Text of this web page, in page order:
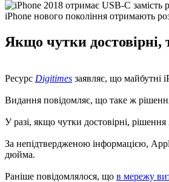
iPhone нового покоління отримають
Якщо чутки достовірні,
Ресурс Digitimes заявляє, що майбутні
Видання повідомляє, що таке ж
У разі, якщо чутки достовірні,
За непідтвердженою інформацією,
дюйма.
Раніше повідомлялося, що в мережу